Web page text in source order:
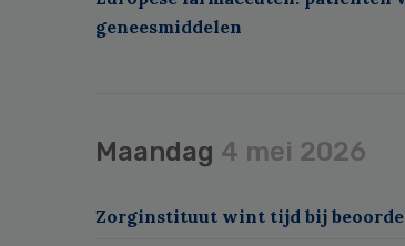
geneesmiddelen
Maandag 4 mei 2026
Zorginstituut wint tijd bij